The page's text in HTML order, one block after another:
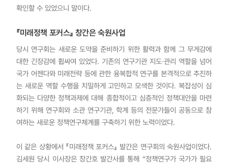
확인할 수 있었으니 말이다.
『미래정책 포커스』 창간은 숙원사업
당시 연구회는 새로운 도약을 준비하기 위한 활력과 함께 그 무게감에
대한 긴장감에 휩싸여 있었다. 기존의 연구기관 지도·관리 역할을 넘어
국가 어젠다와 미래전략 등에 관한 융복합적 연구를 본격적으로 추진하
는 새로운 역할 수행을 치밀하게 고민하고 모색한 것이다. 복잡성이 심
화되는 다양한 정책과제에 대해 종합적이고 심층적인 정책대안을 마련
하기 위해 연구회와 소관 연구기관, 학계 등의 전문가들이 공동으로 참
여하는 새로운 정책연구체계를 구축하기 위한 노력이었다.
이 같은 상황에서 『미래정책 포커스』 발간은 연구회의 숙원사업이었다.
김세원 당시 이사장은 창간호 발간사를 통해 “정책연구가 국가가 필요